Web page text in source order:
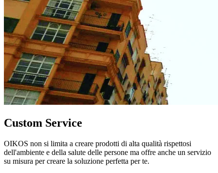
Custom Service
OIKOS non si limita a creare prodotti di alta qualità rispettosi
dell'ambiente e della salute delle persone ma offre anche un servizio
su misura per creare la soluzione perfetta per te.